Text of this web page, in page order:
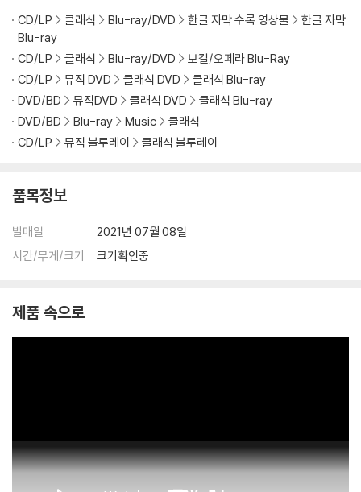
생이 불가능한 경우가 있습니다. 독립형 전용 플레이어 사용을 권장드리
며, ODD 사용으로 인한 재생 불량의 경우 교환 시에도 동일한 오류가 발
생할 수 있음을 알려드립니다.
※ 디스크 외관 불량
디스크에 미세한 잔 흠집이 남아있거나 인쇄 면이 깨끗하지 않은 경우가
있으며, 상품의 불량이 아닙니다. 단, 재생에 이상이 있는 경우에는 불량으
로 인한 반품/교환이 가능합니다.
※ 교환/반품 안내
1) 불량으로 인한 교환/반품 요청 시에는 불량 확인을 위해 개봉 시의 동영
상을 요청할 수 있으며, 동영상이 없는 경우 교환/반품이 제한될 수 있습니
관련 사진과 동영상 및 재생 기기 모델명을 첨부하여 첨부하여 고객센터에
부담 후 처리 가능합니다.
3) 스틸북 한정판, 초회 한정판의 경우 제작 수량이 한정되어 있고, 택배
CD/LP 클래식 Blu-ray/DVD 한글 자막 수록 영상물
한글 자막
Blu-ray
CD/LP
클래식 Blu-ray/DVD
보컬/오페라 Blu-Ray
CD/LP
뮤직 DVD 클래식 DVD
클래식 Blu-ray
DVD/BD
뮤직DVD 클래식 DVD
클래식 Blu-ray
DVD/BD
Blu-ray Music
클래식
CD/LP
뮤직 블루레이 클래식 블루레이
품목정보
발매일
2021년 07월 08일
시간/무게/크기
크기확인중
제품 속으로